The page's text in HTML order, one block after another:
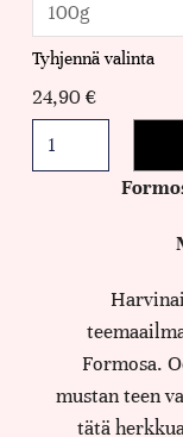
Tyhjennä valinta
24,90€
Formosa.
mustan teen
tätä